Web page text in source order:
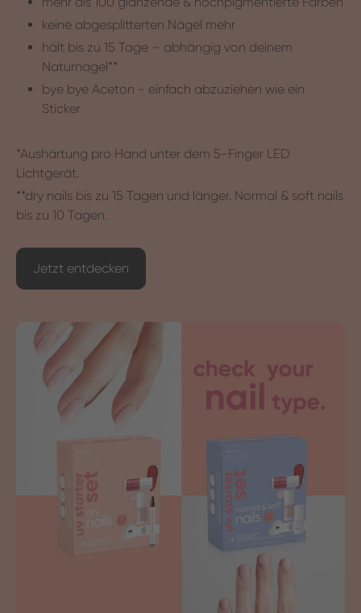
keine abgesplitterten Nägel mehr
hält bis zu 15 Tage – abhängig von deinem
Naturnagel**
bye bye Aceton - einfach abzuziehen wie ein
Sticker
*Aushärtung pro Hand unter dem 5-Finger LED
Lichtgerät.
**dry nails bis zu 15 Tagen und länger. Normal & soft nails
bis zu 10 Tagen.
Jetzt entdecken